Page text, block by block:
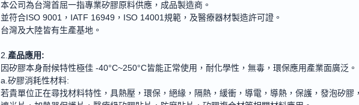
本公司為台灣首屈一指專業矽膠原料供應，成品製造商。
並符合ISO 9001，IATF 16949，ISO 14001規範，及醫療器材製造許可證。
台灣及大陸皆有生產基地。
2. 產品應用:
因矽膠本身耐候特性極佳 -40°C~250°C皆能正常使用，耐化學性，無毒，環保應用產業面廣泛。
a.矽膠消耗性材料:
若貴單位正在尋找材料特性，具熱壓，環保，絕緣，隔熱，緩衝，導電，導熱，保護，發泡矽膠